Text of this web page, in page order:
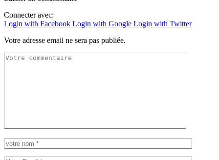
Connecter avec:
Login with Facebook Login with Google Login with Twitter
Votre adresse email ne sera pas publiée.